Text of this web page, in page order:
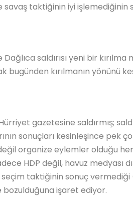
savaş taktiğinin iyi işlemediğinin
saldırısı yeni bir
bugünden kırılmanın yönünü
gazetesine saldırmış;
sonuçları kesinleşince pek
organize eylemler olduğu
HDP değil, havuz medyası
seçim taktiğinin sonuç
bozulduğuna işaret ediyor.